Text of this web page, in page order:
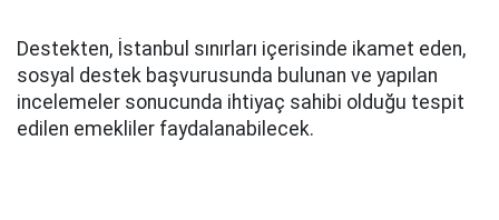
Destekten, İstanbul sınırları içerisinde ikamet eden,
sosyal destek başvurusunda bulunan ve yapılan
incelemeler sonucunda ihtiyaç sahibi olduğu tespit
edilen emekliler faydalanabilecek.